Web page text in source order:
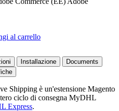
al carrello
Installazione
Documents
Shipping è un'estensione Magento
ciclo di consegna MyDHL
Express.